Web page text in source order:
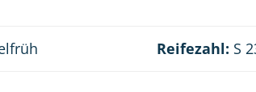
Reifezahl: S